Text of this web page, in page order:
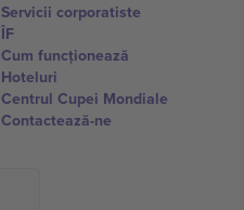
Servicii corporatiste
ÎF
Cum funcționează
Hoteluri
Centrul Cupei Mondiale
Contactează-ne